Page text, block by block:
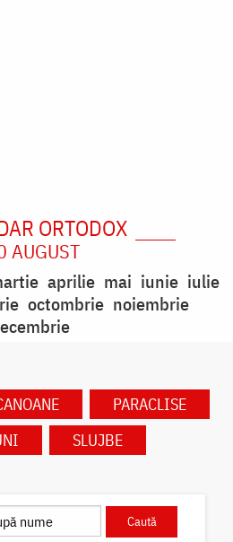
ORTODOX
AUGUST
aprilie mai iunie iulie
octombrie noiembrie
PARACLISE
SLUJBE